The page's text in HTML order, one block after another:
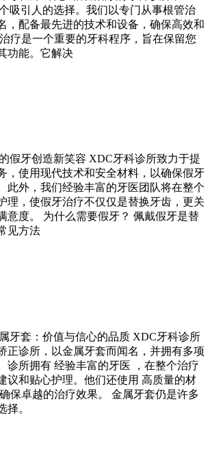
吸引人的选择。我们以专门从事根管治
，配备最先进的技术和设备，确保高效和
疗是一个重要的牙科程序，旨在保留您
功能。它解决
假牙创造新笑容 XDC牙科诊所致力于提
，使用现代技术和安全材料，以确保假牙
此外，我们经验丰富的牙医团队将在整个
理，使假牙治疗不仅仅是替换牙齿，更关
意度。 为什么需要假牙？ 佩戴假牙是替
见方法
牙套：价值与信心的品质 XDC牙科诊所
正诊所，以金属牙套而闻名，并拥有多项
诊所拥有 经验丰富的牙医 ，在整个治疗
议和贴心护理。他们还使用 高质量的材
保卓越的治疗效果。 金属牙套仍是许多
择。